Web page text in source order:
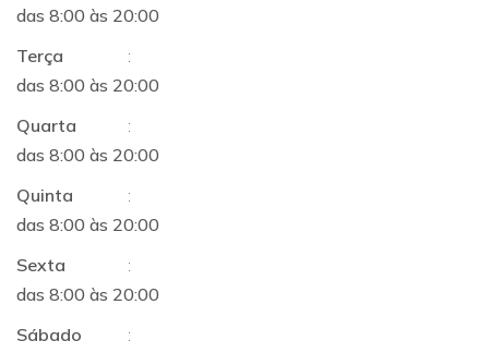
das 8:00 às 20:00
Terça
:
das 8:00 às 20:00
Quarta
:
das 8:00 às 20:00
Quinta
:
das 8:00 às 20:00
Sexta
:
das 8:00 às 20:00
Sábado
: